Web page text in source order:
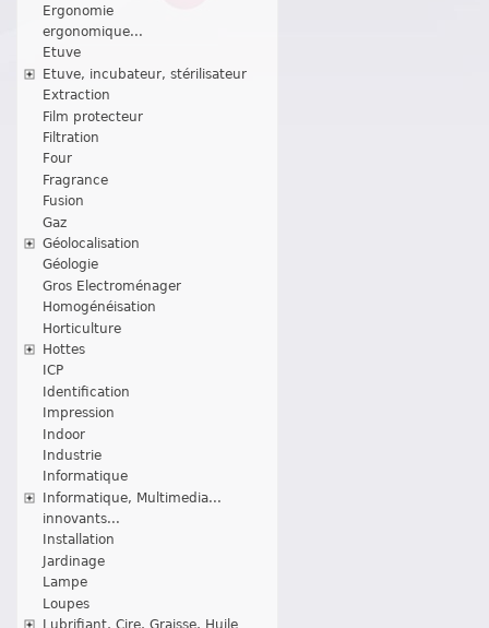
Ergonomie
ergonomique...
Etuve
Etuve, incubateur, stérilisateur
Extraction
Film protecteur
Filtration
Four
Fragrance
Fusion
Gaz
Géolocalisation
Géologie
Gros Electroménager
Homogénéisation
Horticulture
Hottes
ICP
Identification
Impression
Indoor
Industrie
Informatique
Informatique, Multimedia...
innovants...
Installation
Jardinage
Lampe
Loupes
Lubrifiant, Cire, Graisse, Huile